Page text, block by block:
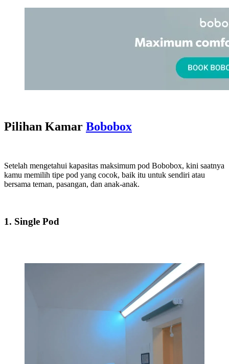
Pilihan Kamar Bobobox
Setelah mengetahui kapasitas maksimum pod Bobobox, kini saatnya
kamu memilih tipe pod yang cocok, baik itu untuk sendiri atau
bersama teman, pasangan, dan anak-anak.
1. Single Pod